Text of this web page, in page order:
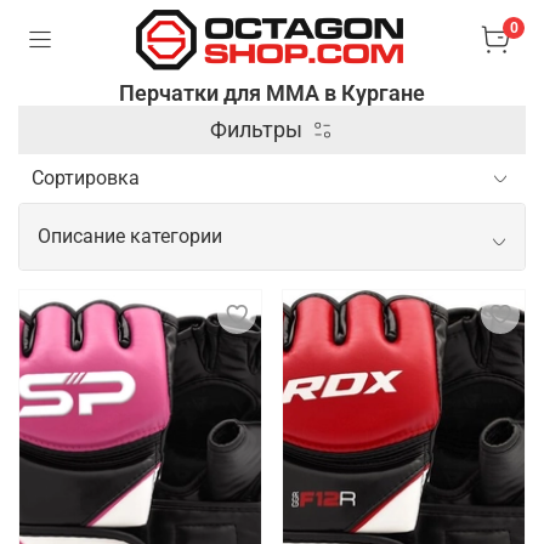
0
Перчатки для ММА в Кургане
Фильтры
Описание категории
Профессиональные перчатки для
ММА
Перчатки для ММА (смешанных боевых искусств)
– это специальные аксессуары, которые
используются для защиты рук и обеспечения
безопасности бойцов во время тренировок и
соревнований. Они отличаются от боксерских
перчаток тем, что имеют открытые пальцы и